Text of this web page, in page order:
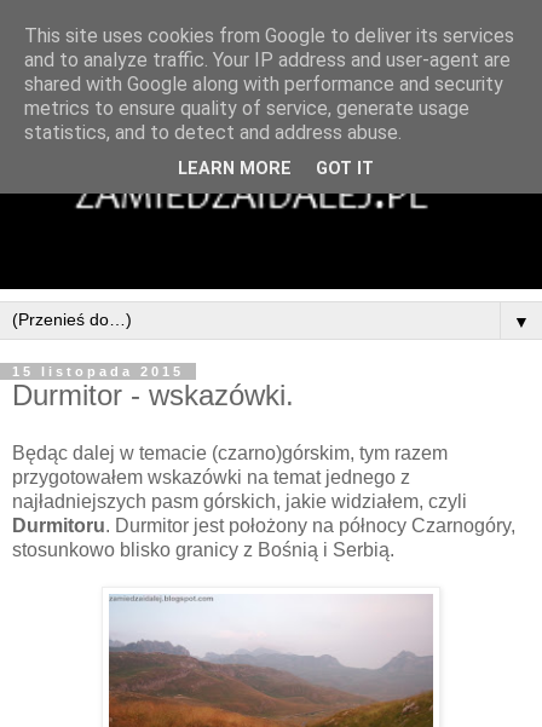
▼
15 listopada 2015
Durmitor - wskazówki.
Będąc dalej w temacie (czarno)górskim, tym razem
przygotowałem wskazówki na temat jednego z
najładniejszych pasm górskich, jakie widziałem, czyli
Durmitoru. Durmitor jest położony na północy Czarnogóry,
stosunkowo blisko granicy z Bośnią i Serbią.
This site uses cookies from Google to deliver its services
and to analyze traffic. Your IP address and user-agent are
shared with Google along with performance and security
metrics to ensure quality of service, generate usage
statistics, and to detect and address abuse.
LEARN MORE GOT IT